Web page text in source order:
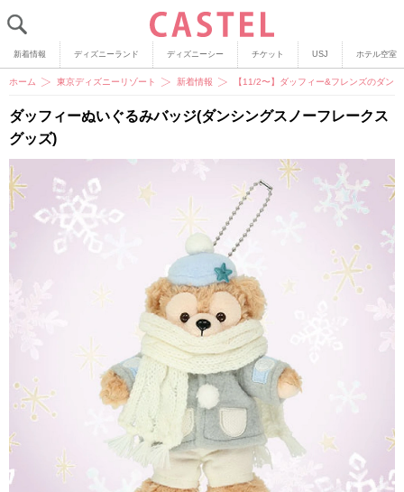
新着情報 ディズニーランド ディズニーシー チケット USJ ホテル空室
ホーム 東京ディズニーリゾート 新着情報 【11/2〜】ダッフィー&フレンズのダン
ダッフィーぬいぐるみバッジ(ダンシングスノーフレークス
グッズ)